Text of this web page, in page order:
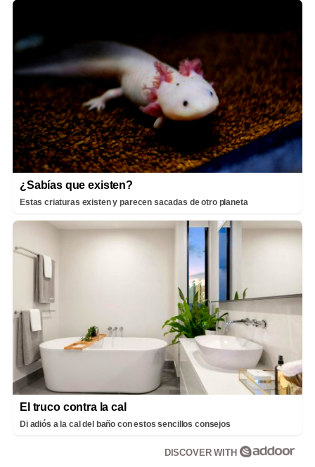
¿Sabías que existen?
Estas criaturas existen y parecen sacadas de otro planeta
El truco contra la cal
Di adiós a la cal del baño con estos sencillos consejos
DISCOVER WITH